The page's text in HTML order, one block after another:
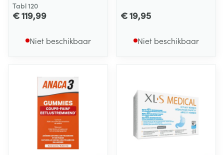
Tabl 120
€ 119,99
Niet beschikbaar
€ 19,95
Niet beschikbaar